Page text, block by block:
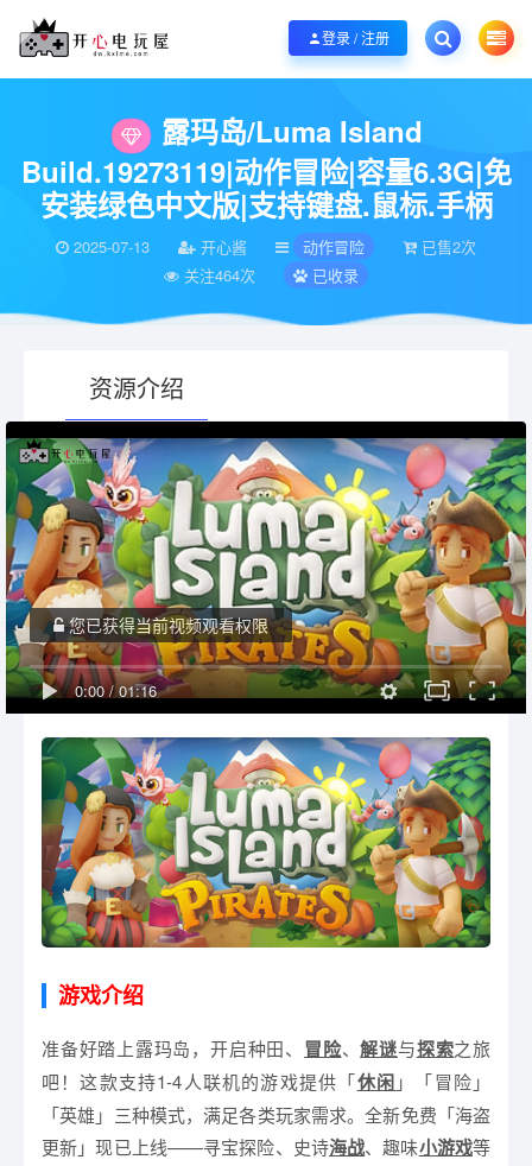
欢迎您光临开心电玩屋，本站专注分享精品整合游戏！销售只是起点！服务永无
登录 / 注册
当前位置： 开心电玩屋 动作冒险 >露玛岛/Luma Island
露玛岛/Luma Island
Build.19273119|动作冒险|容量6.3G|免
安装绿色中文版|支持键盘.鼠标.手柄
2025-07-13 开心酱 动作冒险
已售2次
关注464次
已收录
资源介绍
有疑问？请点击复制链接咨询！
0:00/01:16
您已获得当前视频观看权限
游戏介绍
准备好踏上露玛岛，开启种田、 冒险、解谜与探索之旅
吧！这款支持1-4人联机的游戏提供「休闲 」「冒险」
「英雄」三种模式，满足各类玩家需求。全新免费「海盗
更新」现已上线——寻宝探险、史诗海战、趣味小游戏等